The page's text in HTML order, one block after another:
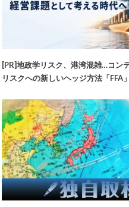
[PR]地政学リスク、港湾混雑…コン
リスクへの新しいヘッジ方法「FFA